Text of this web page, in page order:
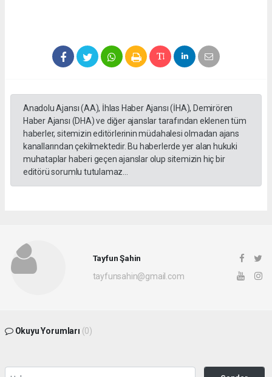
Anadolu Ajansı (AA), İhlas Haber Ajansı (İHA), Demirören
Haber Ajansı (DHA) ve diğer ajanslar tarafından eklenen tüm
haberler, sitemizin editörlerinin müdahalesi olmadan ajans
kanallarından çekilmektedir. Bu haberlerde yer alan hukuki
muhataplar haberi geçen ajanslar olup sitemizin hiç bir
editörü sorumlu tutulamaz...
Tayfun Şahin
tayfunsahin@gmail.com
Okuyu Yorumları (0)